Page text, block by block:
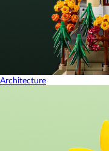
Architecture